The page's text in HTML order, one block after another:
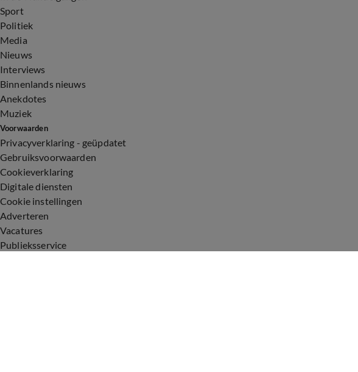
Sport
Politiek
Media
Nieuws
Interviews
Binnenlands nieuws
Anekdotes
Muziek
Voorwaarden
Privacyverklaring - geüpdatet
Gebruiksvoorwaarden
Cookieverklaring
Digitale diensten
Cookie instellingen
Adverteren
Vacatures
Publieksservice